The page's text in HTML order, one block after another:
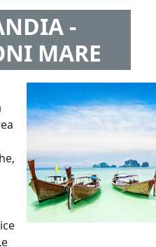
-
MARE